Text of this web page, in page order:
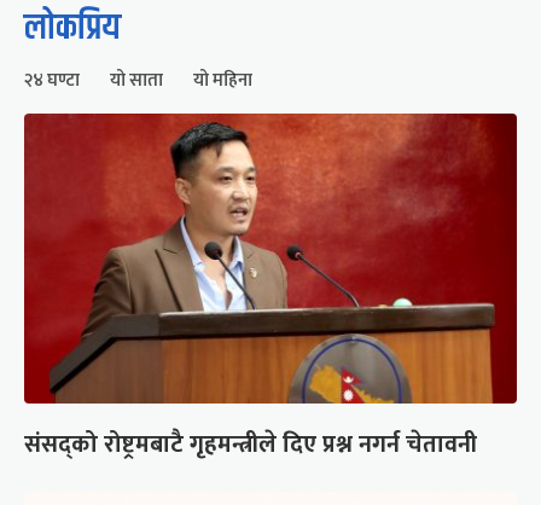
लोकप्रिय
२४ घण्टा यो साता यो महिना
संसद्को रोष्ट्रमबाटै गृहमन्त्रीले दिए प्रश्न नगर्न चेतावनी